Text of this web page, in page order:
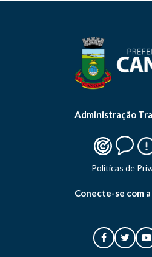
Administração
Politicas de
Conecte-se com